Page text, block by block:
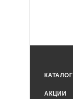
КАТАЛОГ
АКЦИИ